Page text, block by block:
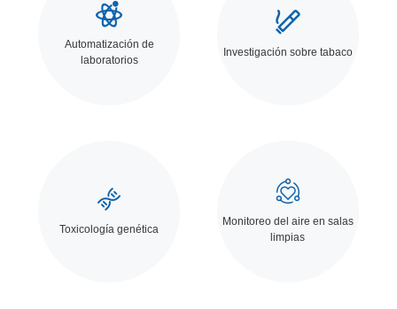

Automatización de
laboratorios

Investigación sobre tabaco

Toxicología genética

Monitoreo del aire en salas
limpias